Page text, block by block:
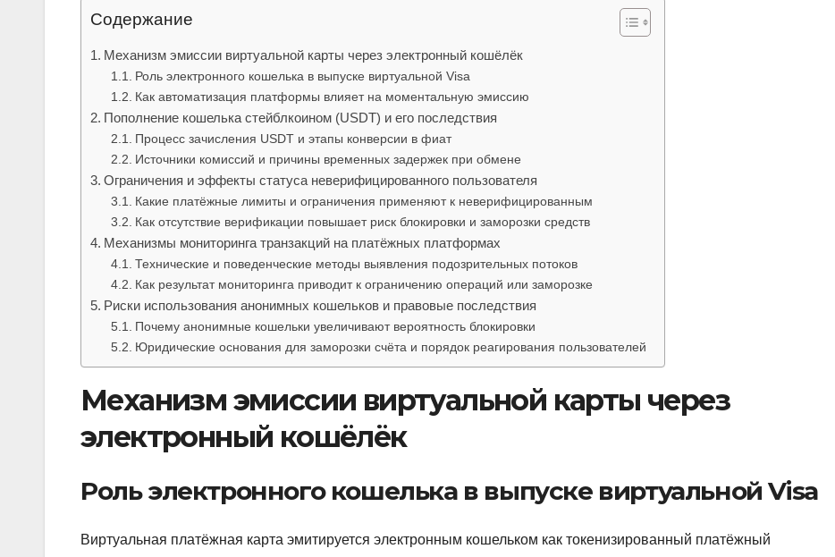
Содержание
Механизм эмиссии виртуальной карты через электронный кошёлёк
Роль электронного кошелька в выпуске виртуальной Visa
Как автоматизация платформы влияет на моментальную эмиссию
Пополнение кошелька стейблкоином (USDT) и его последствия
Процесс зачисления USDT и этапы конверсии в фиат
Источники комиссий и причины временных задержек при обмене
Ограничения и эффекты статуса неверифицированного пользователя
Какие платёжные лимиты и ограничения применяют к неверифицированным
Как отсутствие верификации повышает риск блокировки и заморозки средств
Механизмы мониторинга транзакций на платёжных платформах
Технические и поведенческие методы выявления подозрительных потоков
Как результат мониторинга приводит к ограничению операций или заморозке
Риски использования анонимных кошельков и правовые последствия
Почему анонимные кошельки увеличивают вероятность блокировки
Юридические основания для заморозки счёта и порядок реагирования пользователей
Механизм эмиссии виртуальной карты через
электронный кошёлёк
Роль электронного кошелька в выпуске виртуальной Visa
Виртуальная платёжная карта эмитируется электронным кошельком как токенизированный платёжный